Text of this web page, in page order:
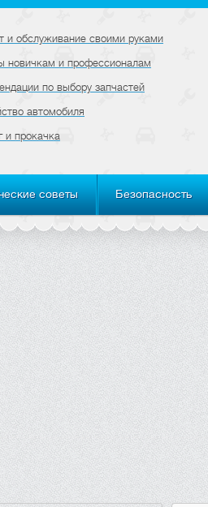
и обслуживание своими руками
новичкам и профессионалам
по выбору запчастей
автомобиля
и прокачка
советы Безопасность